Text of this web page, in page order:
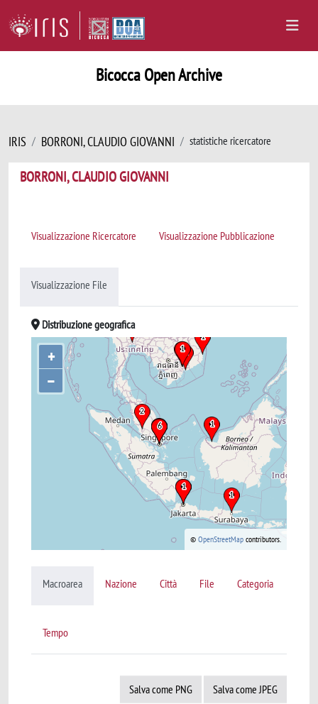
Bicocca Open Archive
IRIS BORRONI, CLAUDIO GIOVANNI statistiche ricercatore
BORRONI, CLAUDIO GIOVANNI
Visualizzazione Ricercatore Visualizzazione Pubblicazione
Visualizzazione File
Distribuzione geografica
+
–
© OpenStreetMap contributors.
Macroarea Nazione Città File Categoria
Tempo
Salva come PNG Salva come JPEG